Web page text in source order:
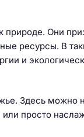
природе. Они
ресурсы. В
и
Здесь можно
просто